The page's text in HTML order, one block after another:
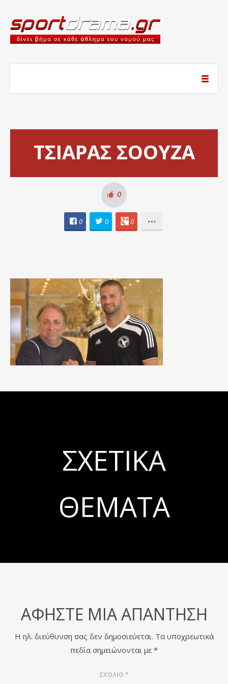
ΤΣΙΑΡΑΣ ΣΟΟΥΖΑ
0
0 0 0
ΣΧΕΤΙΚΆ
ΘΈΜΑΤΑ
ΑΦΉΣΤΕ ΜΙΑ ΑΠΆΝΤΗΣΗ
Η ηλ. διεύθυνση σας δεν δημοσιεύεται. Τα υποχρεωτικά
πεδία σημειώνονται με *
ΣΧΌΛΙΟ *